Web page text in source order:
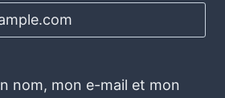
nom, mon e-mail et mon